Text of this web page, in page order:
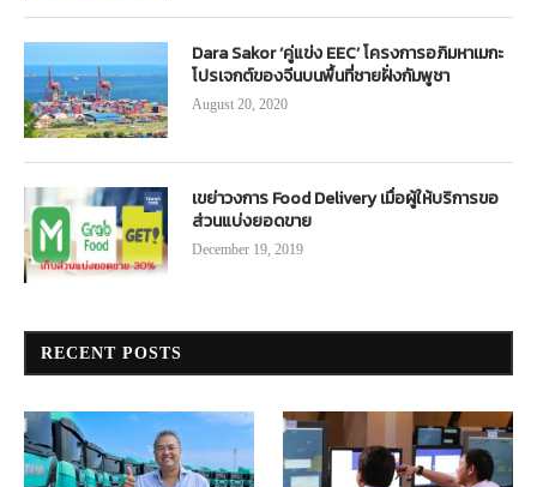
Dara Sakor ‘คู่แข่ง EEC’ โครงการอภิมหาเมกะ
โปรเจกต์ของจีนบนพื้นที่ชายฝั่งกัมพูชา
August 20, 2020
เขย่าวงการ Food Delivery เมื่อผู้ให้บริการขอ
ส่วนแบ่งยอดขาย
December 19, 2019
RECENT POSTS